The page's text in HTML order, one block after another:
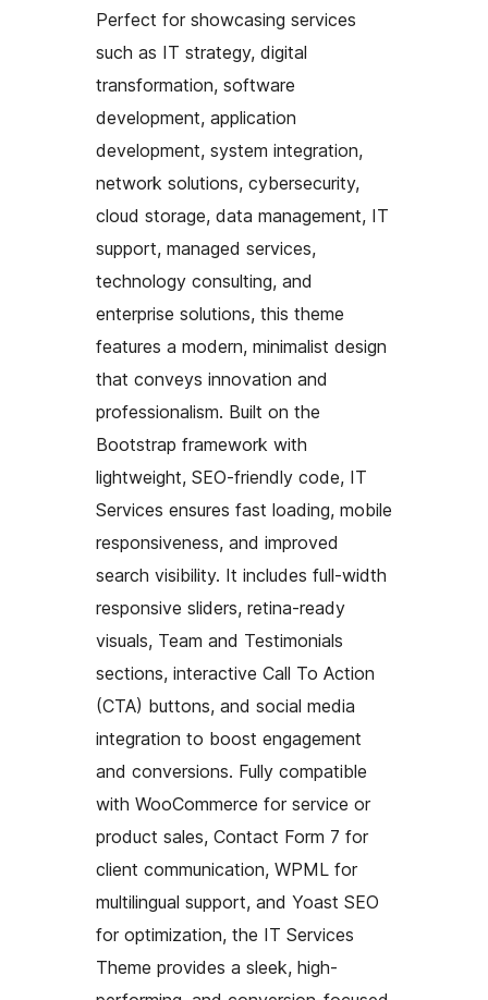
Perfect for showcasing services
such as IT strategy, digital
transformation, software
development, application
development, system integration,
network solutions, cybersecurity,
cloud storage, data management, IT
support, managed services,
technology consulting, and
enterprise solutions, this theme
features a modern, minimalist design
that conveys innovation and
professionalism. Built on the
Bootstrap framework with
lightweight, SEO-friendly code, IT
Services ensures fast loading, mobile
responsiveness, and improved
search visibility. It includes full-width
responsive sliders, retina-ready
visuals, Team and Testimonials
sections, interactive Call To Action
(CTA) buttons, and social media
integration to boost engagement
and conversions. Fully compatible
with WooCommerce for service or
product sales, Contact Form 7 for
client communication, WPML for
multilingual support, and Yoast SEO
for optimization, the IT Services
Theme provides a sleek, high-